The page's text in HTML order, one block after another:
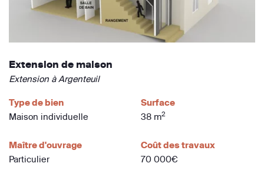
Extension de maison
Extension à Argenteuil
Type de bien
Maison individuelle
Surface
38 m2
Maître d'ouvrage
Particulier
Coût des travaux
70 000€